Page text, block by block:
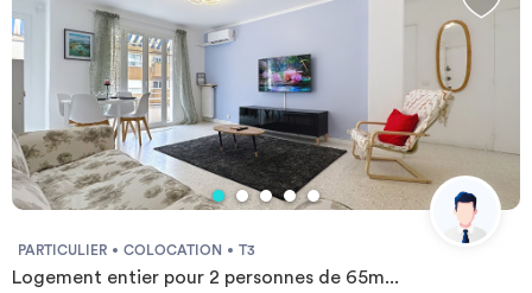
PARTICULIER COLOCATION T3
Logement entier pour 2 personnes de 65m...